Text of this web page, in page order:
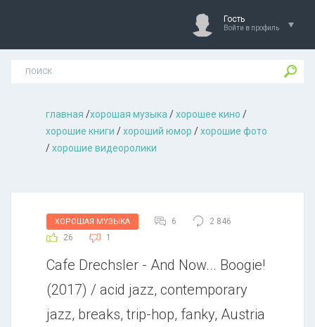
Гость
Войти в профиль
главная /хорошая музыкa /хорошее кино /
хорошие книги /хороший юмор /хорошие фото
/хорошие видеоролики
ХОРОШАЯ МУЗЫКА 6
2 846
26
1
Cafe Drechsler - And Now... Boogie!
(2017) / acid jazz, contemporary
jazz, breaks, trip-hop, fanky, Austria